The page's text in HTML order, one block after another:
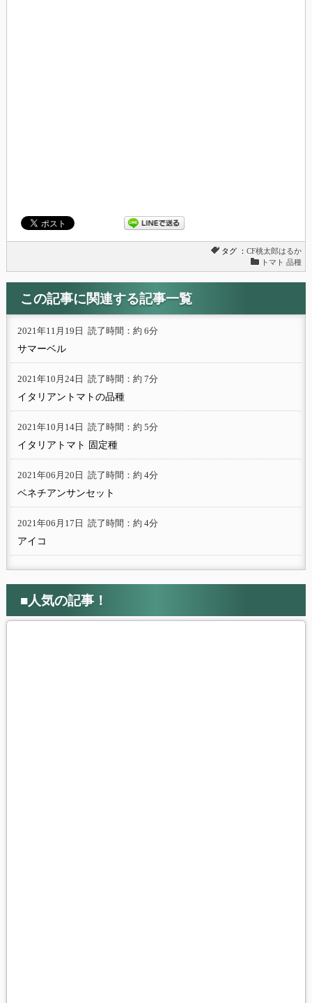
タグ ：CF桃太郎はるか
トマト 品種
この記事に関連する記事一覧
2021年11月19日 読了時間：約 6分
サマーベル
2021年10月24日 読了時間：約 7分
イタリアントマトの品種
2021年10月14日 読了時間：約 5分
イタリアトマト 固定種
2021年06月20日 読了時間：約 4分
ベネチアンサンセット
2021年06月17日 読了時間：約 4分
アイコ
■人気の記事！